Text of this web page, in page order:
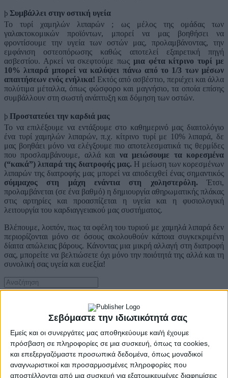
Σεβόμαστε την ιδιωτικότητά σας
Εμείς και οι συνεργάτες μας αποθηκεύουμε και/ή έχουμε
πρόσβαση σε πληροφορίες σε μια συσκευή, όπως τα cookies,
και επεξεργαζόμαστε προσωπικά δεδομένα, όπως μοναδικοί
αναγνωριστικοί και προσαρμοσμένες πληροφορίες που
αποστέλλονται από μια συσκευή για εξατομικευμένες διαφημίσεις
þ Συμβάλλει στην οστική υγεία
Το τυρί χαμηλών λιπαρών ; ως μέλος της ομάδας των
γαλακτοκομικών προϊόντων, μπορεί να μας βοηθήσει να
φροντίσουμε την υγεία των οστών μας, προλαμβάνοντας, την
εμφάνιση οστεοπόρωσης καθώς αποτελεί εξαιρετική πηγή
ασβεστίου. Αρκεί να σκεφτούμε πως μια φέτα κίτρινο τυρί με
10% λιπαρά μπορεί να καλύψει πάνω από το 1/3 των μέσων
απαιτήσεων ενός ενήλικα! Εκτός από ασβέστιο, περιέχει και άλλα
πολύτιμα μέταλλα, όπως φώσφορο και μαγνήσιο, τα οποία επίσης
συμβάλλουν στη σωστή ανάπτυξη και δόμηση των οστών.
þ Προστατεύει την καρδιά μας
Το να επιλέξουμε να εντάξουμε στο καθημερινό μας διαιτολόγιο
ένα τυρί χαμηλών λιπαρών, π.χ. κίτρινο τυρί με 10% λιπαρά, δε
μας βοηθάει μόνο να ελέγξουμε πιο αποτελεσματικά τις θερμίδες
που προσλαμβάνουμε, αλλά και να μειώσουμε τα κορεσμένα
(“κακά”) λιπαρά της διατροφής μας. Η μείωση των κορεσμένων
λιπαρών της διατροφής μας μπορεί να αποδειχθεί ένας σημαντικός
σύμμαχος στη μάχη ενάντια στη χοληστερόλη.Έτσι,
προλαμβάνεται (σε ένα βαθμό) η δημιουργία αθηρωματικής πλάκας
στις αρτηρίες και προασπίζεται η υγεία και η φυσιολογική
λειτουργία του καρδιαγγειακού μας συστήματος.
Βλέπουμε, λοιπόν, πως τα οφέλη του τυριού με χαμηλά λιπαρά δεν
περιορίζονται μόνο σε όσους ακολουθούν κάποια συγκεκριμένη
δίαιτα απώλειας βάρους. Κάνοντας μια μικρή αλλαγή στη διατροφή
σας, μπορείτε να βελτιώσετε όχι μόνο την ποιότητά της αλλά και τη
συνολική σας υγεία και ευεξία!